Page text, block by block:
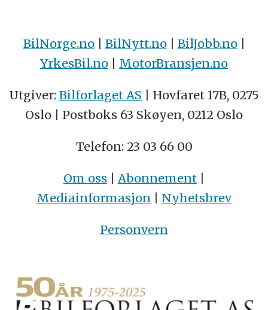
BilNorge.no| BilNytt.no| BilJobb.no|
YrkesBil.no | MotorBransjen.no
Utgiver: Bilforlaget AS | Hovfaret 17B, 0275
Oslo | Postboks 63 Skøyen, 0212 Oslo
Telefon: 23 03 66 00
Om oss | Abonnement |
Mediainformasjon | Nyhetsbrev
Personvern